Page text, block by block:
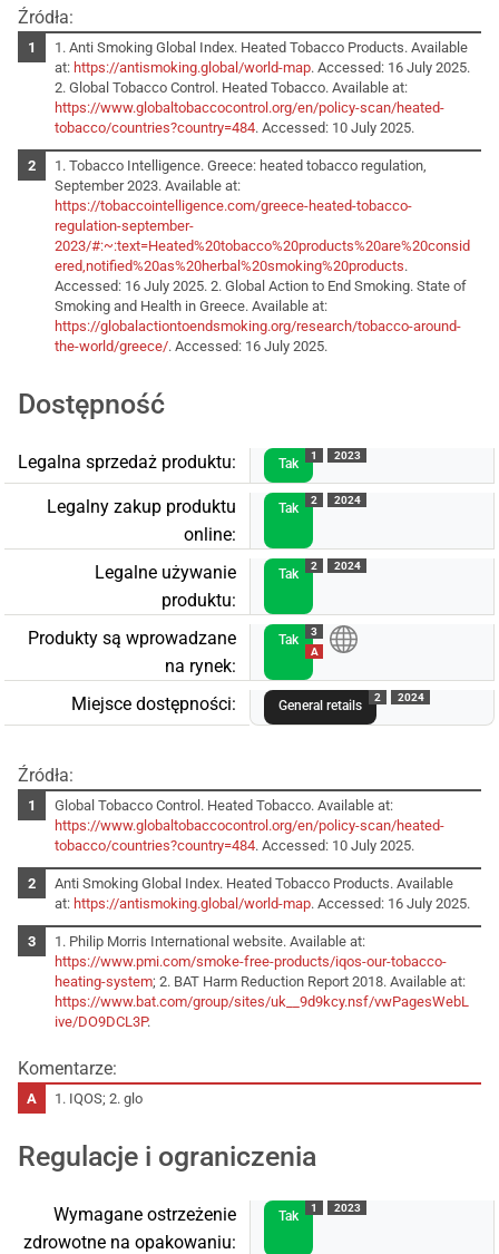
Źródła:
1. Anti Smoking Global Index. Heated Tobacco Products. Available
at: https://antismoking.global/world-map. Accessed: 16 July 2025.
2. Global Tobacco Control. Heated Tobacco. Available at:
https://www.globaltobaccocontrol.org/en/policy-scan/heated-
tobacco/countries?country=484. Accessed: 10 July 2025.
1. Tobacco Intelligence. Greece: heated tobacco regulation,
September 2023. Available at:
https://tobaccointelligence.com/greece-heated-tobacco-
regulation-september-
2023/#:~:text=Heated%20tobacco%20products%20are%20consid
ered,notified%20as%20herbal%20smoking%20products.
Accessed: 16 July 2025. 2. Global Action to End Smoking. State of
Smoking and Health in Greece. Available at:
https://globalactiontoendsmoking.org/research/tobacco-around-
the-world/greece/. Accessed: 16 July 2025.
Dostępność
Legalna sprzedaż produktu: Tak
1 2023
Legalny zakup produktu
online:
Tak
2 2024
Legalne używanie
produktu:
Tak
2 2024
Produkty są wprowadzane
na rynek:
Tak
3
A
Miejsce dostępności: General retails
2 2024
Źródła:
Global Tobacco Control. Heated Tobacco. Available at:
https://www.globaltobaccocontrol.org/en/policy-scan/heated-
tobacco/countries?country=484. Accessed: 10 July 2025.
Anti Smoking Global Index. Heated Tobacco Products. Available
at: https://antismoking.global/world-map. Accessed: 16 July 2025.
1. Philip Morris International website. Available at:
https://www.pmi.com/smoke-free-products/iqos-our-tobacco-
heating-system; 2. BAT Harm Reduction Report 2018. Available at:
https://www.bat.com/group/sites/uk__9d9kcy.nsf/vwPagesWebL
ive/DO9DCL3P.
Komentarze:
1. IQOS; 2. glo
Regulacje i ograniczenia
Wymagane ostrzeżenie
zdrowotne na opakowaniu:
Tak
1 2023